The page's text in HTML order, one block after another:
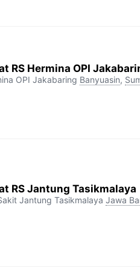
RS Hermina OPI
OPI Jakabaring Banyuasin,
RS Jantung Tasikmalaya
Jantung Tasikmalaya Jawa